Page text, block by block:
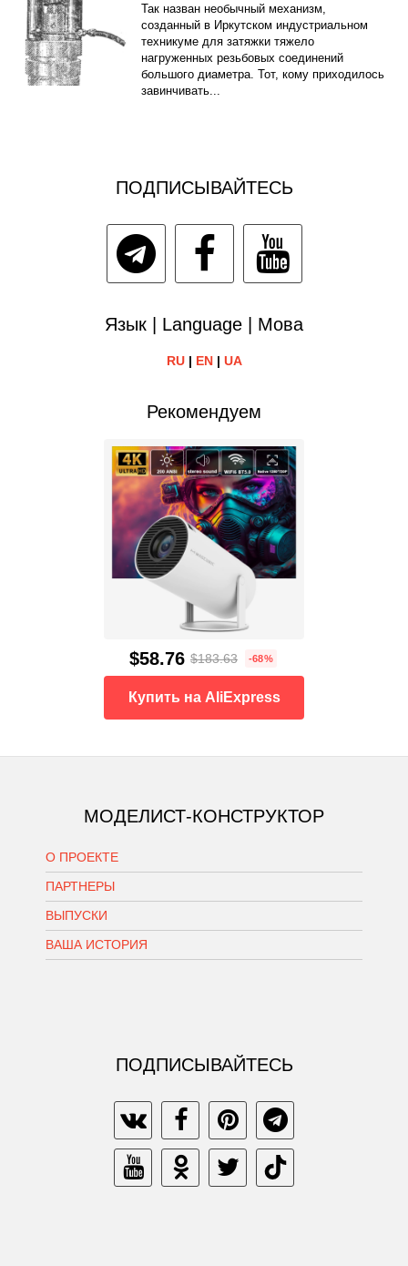
Так назван необычный механизм,
созданный в Иркутском индустриальном
техникуме для затяжки тяжело
нагруженных резьбовых соединений
большого диаметра. Тот, кому приходилось
завинчивать...
ПОДПИСЫВАЙТЕСЬ
Язык | Language | Мова
RU| EN| UA
Рекомендуем
$58.76 $183.63 -68%
Купить на AliExpress
МОДЕЛИСТ-КОНСТРУКТОР
О ПРОЕКТЕ
ПАРТНЕРЫ
ВЫПУСКИ
ВАША ИСТОРИЯ
ПОДПИСЫВАЙТЕСЬ